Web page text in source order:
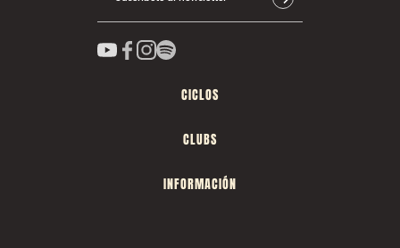
CICLOS
CLUBS
INFORMACIÓN